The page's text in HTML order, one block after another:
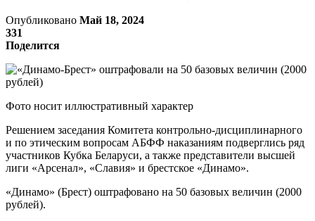
Опубликовано Май 18, 2024
331
Поделится
Фото носит иллюстративный характер
Решением заседания Комитета контрольно-дисциплинарного
и по этическим вопросам АБФФ наказаниям подверглись ряд
участников Кубка Беларуси, а также представители высшей
лиги «Арсенал», «Славия» и брестское «Динамо».
«Динамо» (Брест) оштрафовано на 50 базовых величин (2000
рублей).